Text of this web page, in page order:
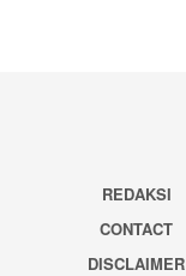
REDAKSI
CONTACT
DISCLAIMER